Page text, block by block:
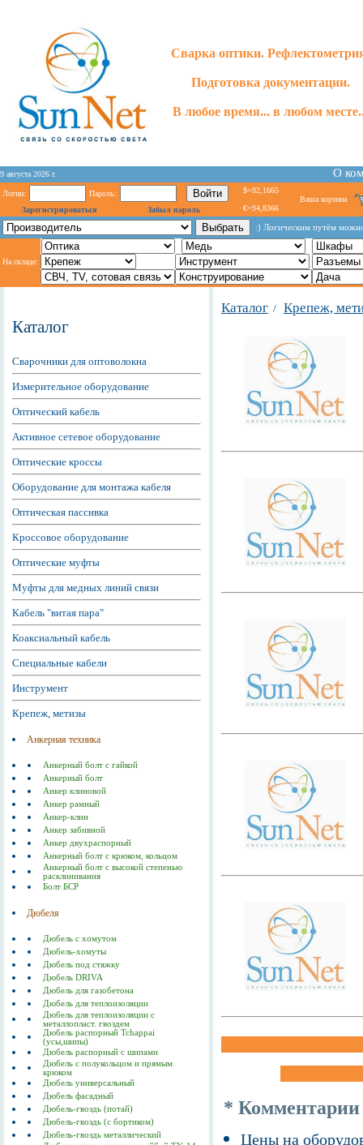
Сварка оптики.
Подготовка документации.
В любое время... в любом
9 августа 2026 г. О
Логин:
Пароль:
Зарегистрироваться
Забыл пароль
$=82,1665
€=94,8366
Ваша корзина
:) Логическим путём можно
На складе:
Каталог
Сварочники для оптоволокна
Измерительное оборудование
Оптический кабель
Активное сетевое оборудование
Оптические кроссы
Оборудование для монтажа кабеля
Оптическая пассивка
Кроссовое оборудование
Оптические муфты
Муфты для медных линий связи
Кабель "витая пара"
Коаксиальный кабель
Специальные кабели
Инструмент
Крепеж, метизы
Анкерная техника
Анкерный болт с гайкой
Анкерный болт
Анкер клиновой
Анкер рамный
Анкер-клин
Анкер забивной
Анкер двухраспорный
Анкерный болт с крюком, кольцом
Анкерный болт с высокой степенью
расклинивания
Болт БСР
Дюбеля
Дюбель с хомутом
Дюбель-хомуты
Дюбель под стяжку
Дюбель DRIVA
Дюбель для газобетона
Дюбель для теплоизоляции
Дюбель для теплоизоляции с
металлопласт. гвоздем
Дюбель распорный Tchappai
(усы,шипы)
Дюбель распорный с шипами
Дюбель с полукольцом и прямым
крюком
Дюбель универсальный
Дюбель фасадный
Дюбель-гвоздь (потай)
Дюбель-гвоздь (с бортиком)
Дюбель-гвоздь металлический
Каталог / Крепеж,
* Комментарии
Цены на